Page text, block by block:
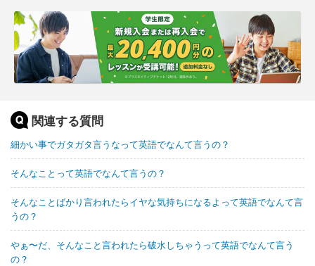
関連する質問
細かい事でガタガタ言うなって英語でなんて言うの？
そんなことって英語でなんて言うの？
そんなことばかり言われたらイヤな気持ちになるよって英語でなんて言
うの？
やぁ〜だ、そんなこと言われたら破水しちゃうって英語でなんて言う
の？